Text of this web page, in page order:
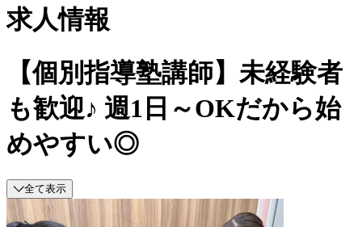
求人情報
【個別指導塾講師】未経験者
も歓迎♪ 週1日～OKだから始
めやすい◎
全て表示